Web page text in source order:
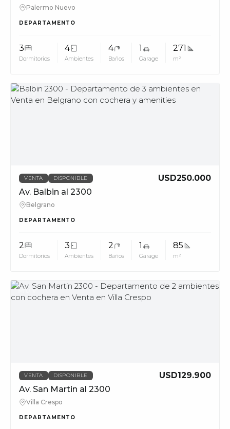
Palermo Nuevo
DEPARTAMENTO
3
Dormitorios
4
Ambientes
4
Baños
1
Garage
271
m²
MUV
VENTA DISPONIBLE
USD250.000
Av. Balbin al 2300
Belgrano
DEPARTAMENTO
2
Dormitorios
3
Ambientes
2
Baños
1
Garage
85
m²
MUV
VENTA DISPONIBLE
USD129.900
Av. San Martin al 2300
Villa Crespo
DEPARTAMENTO